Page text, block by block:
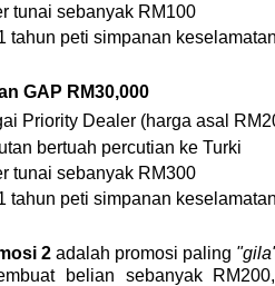
tunai sebanyak RM100
tahun peti simpanan
GAP RM30,000
Priority Dealer (harga asal
bertuah percutian ke Turki
tunai sebanyak RM300
tahun peti simpanan
2 adalah promosi paling
belian sebanyak